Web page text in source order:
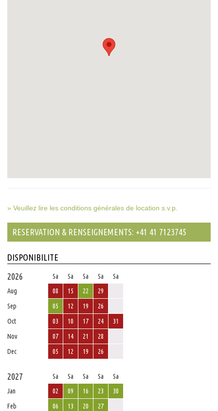
» Veuillez lire les conditions générales de location s.v.p.
RESERVATION & RENSEIGNEMENTS: +41 41 7123745
DISPONIBILITE
2026
Sa Sa Sa Sa
Sa
Aug
08 15 22
29
Sep
05 12 19
26
Oct
03 10 17 24
31
Nov
07 14 21
28
Dec
05 12 19 26
2027 Sa Sa Sa Sa
Sa
Jan
02 09 16 23
30
Feb
06 13 20
27